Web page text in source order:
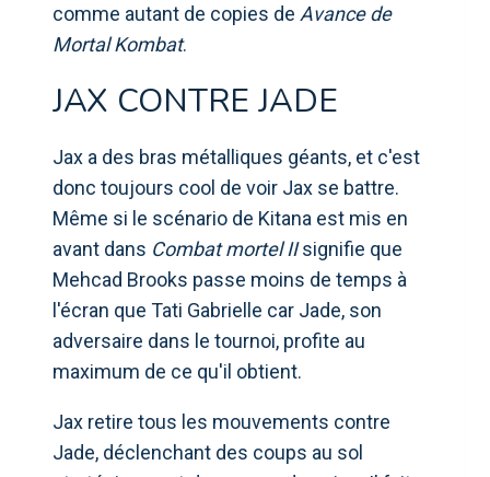
comme autant de copies de Avance de
Mortal Kombat.
JAX CONTRE JADE
Jax a des bras métalliques géants, et c'est
donc toujours cool de voir Jax se battre.
Même si le scénario de Kitana est mis en
avant dans Combat mortel IIsignifie que
Mehcad Brooks passe moins de temps à
l'écran que Tati Gabrielle car Jade, son
adversaire dans le tournoi, profite au
maximum de ce qu'il obtient.
Jax retire tous les mouvements contre
Jade, déclenchant des coups au sol